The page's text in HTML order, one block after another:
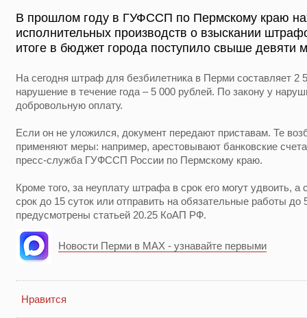
В прошлом году в ГУФССП по Пермскому краю
исполнительных производств о взыскании
итоге в бюджет города поступило свыше девяти
На сегодня штраф для безбилетника в Перми составляет 2
нарушение в течение года – 5 000 рублей. По закону у
добровольную оплату.
Если он не уложился, документ передают приставам. Те
применяют меры: например, арестовывают банковские
пресс-служба ГУФССП России по Пермскому краю.
Кроме того, за неуплату штрафа в срок его могут удвоить, а
срок до 15 суток или отправить на обязательные работы до
предусмотрены статьей 20.25 КоАП РФ.
Новости Перми в MAX - узнавайте первыми
Нравится